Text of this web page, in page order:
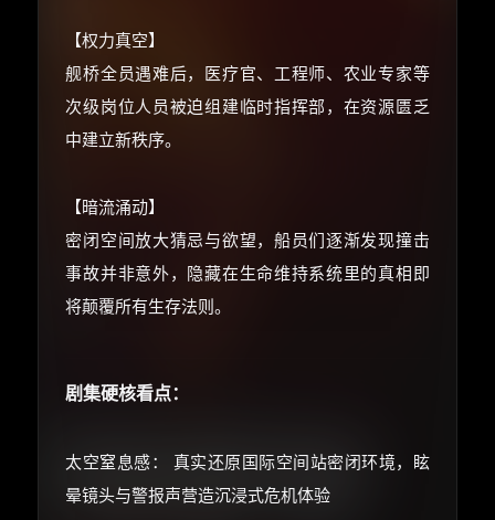
【权力真空】
舰桥全员遇难后，医疗官、工程师、农业专家等
次级岗位人员被迫组建临时指挥部，在资源匮乏
中建立新秩序。
【暗流涌动】
密闭空间放大猜忌与欲望，船员们逐渐发现撞击
事故并非意外，隐藏在生命维持系统里的真相即
将颠覆所有生存法则。
剧集硬核看点：
太空窒息感： 真实还原国际空间站密闭环境，眩
晕镜头与警报声营造沉浸式危机体验